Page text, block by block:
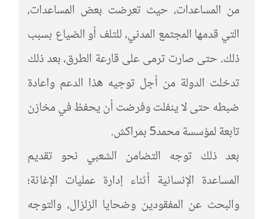
من المساعدات، حيث تعرضت بعض المساعدات،
التي قدمها المجتمع المدني، للتلف أو الضياع بسبب
ذلك. حتى صارت ترمى على قارعة الطرق، بعد ذلك
تدخلت الدولة من أجل توجيه هذا الدعم واعادة
ضبطه حتى لا ينفلت وفرضت أن يحفظ في مخازن
تابعة لمؤسسة محمد5 بمراكش.
بعد ذلك توجه التضامن الشعبي نحو تقديم
المساعدة الإنسانية أثناء إدارة عمليات الإغاثة؛
والبحث عن المفقودين وضحايا الزلزال، والتوجه